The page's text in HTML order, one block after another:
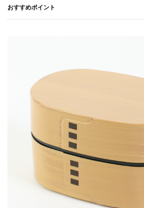
おすすめポイント